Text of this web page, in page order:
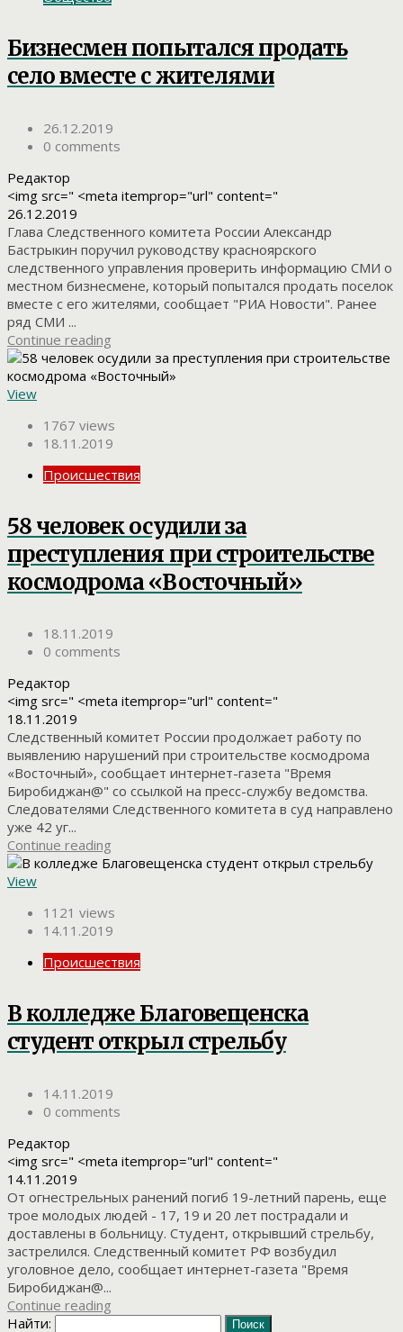
Бизнесмен попытался продать
село вместе с жителями
26.12.2019
0 comments
Редактор
<img src=" <meta itemprop="url" content="
26.12.2019
Глава Следственного комитета России Александр
Бастрыкин поручил руководству красноярского
следственного управления проверить информацию СМИ о
местном бизнесмене, который попытался продать поселок
вместе с его жителями, сообщает "РИА Новости". Ранее
ряд СМИ ...
Continue reading
View
1767 views
18.11.2019
Происшествия
58 человек осудили за
преступления при строительстве
космодрома «Восточный»
18.11.2019
0 comments
Редактор
<img src=" <meta itemprop="url" content="
18.11.2019
Следственный комитет России продолжает работу по
выявлению нарушений при строительстве космодрома
«Восточный», сообщает интернет-газета "Время
Биробиджан@" со ссылкой на пресс-службу ведомства.
Следователями Следственного комитета в суд направлено
уже 42 уг...
Continue reading
View
1121 views
14.11.2019
Происшествия
В колледже Благовещенска
студент открыл стрельбу
14.11.2019
0 comments
Редактор
<img src=" <meta itemprop="url" content="
14.11.2019
От огнестрельных ранений погиб 19-летний парень, еще
трое молодых людей - 17, 19 и 20 лет пострадали и
доставлены в больницу. Студент, открывший стрельбу,
застрелился. Следственный комитет РФ возбудил
уголовное дело, сообщает интернет-газета "Время
Биробиджан@...
Continue reading
Найти: